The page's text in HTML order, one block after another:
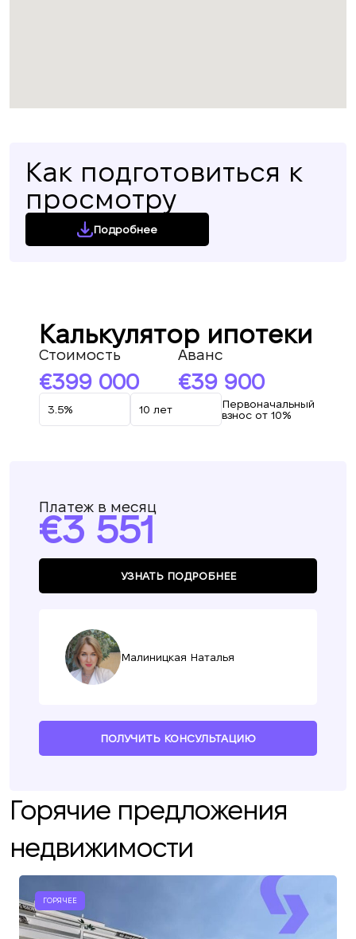
Как подготовиться к
просмотру
Подробнее
Калькулятор ипотеки
Стоимость
399 000
Аванс
39 900
Первоначальный
взнос от 10%
Платеж в месяц
3 551
УЗНАТЬ ПОДРОБНЕЕ
Малиницкая Наталья
ПОЛУЧИТЬ КОНСУЛЬТАЦИЮ
Горячие предложения
недвижимости
ГОРЯЧЕЕ
Мы вам перезвоним